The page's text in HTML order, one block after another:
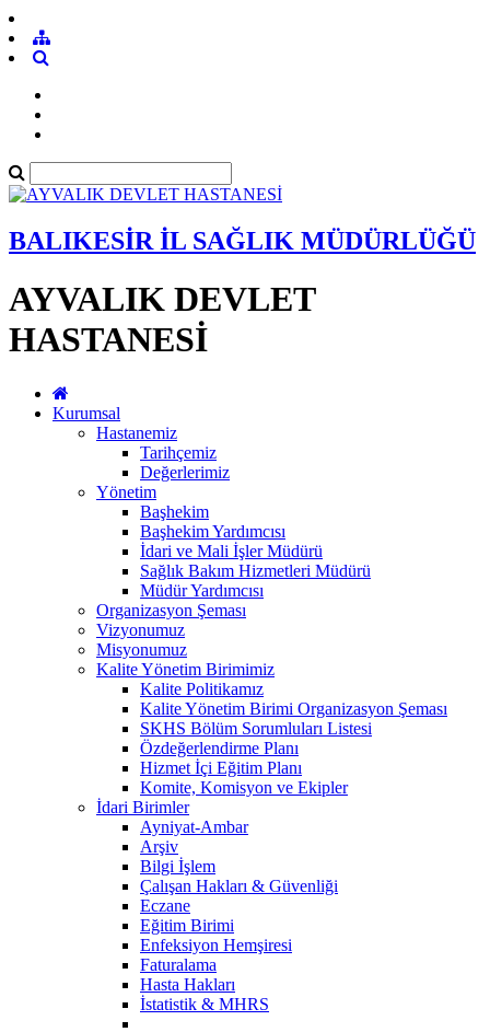
BALIKESİR İL SAĞLIK MÜDÜRLÜĞÜ
AYVALIK DEVLET
HASTANESİ
Kurumsal
Hastanemiz
Tarihçemiz
Değerlerimiz
Yönetim
Başhekim
Başhekim Yardımcısı
İdari ve Mali İşler Müdürü
Sağlık Bakım Hizmetleri Müdürü
Müdür Yardımcısı
Organizasyon Şeması
Vizyonumuz
Misyonumuz
Kalite Yönetim Birimimiz
Kalite Politikamız
Kalite Yönetim Birimi Organizasyon Şeması
SKHS Bölüm Sorumluları Listesi
Özdeğerlendirme Planı
Hizmet İçi Eğitim Planı
Komite, Komisyon ve Ekipler
İdari Birimler
Ayniyat-Ambar
Arşiv
Bilgi İşlem
Çalışan Hakları & Güvenliği
Eczane
Eğitim Birimi
Enfeksiyon Hemşiresi
Faturalama
Hasta Hakları
İstatistik & MHRS